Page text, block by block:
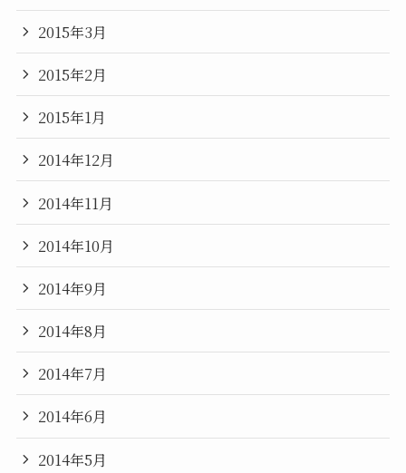
2015年3月
2015年2月
2015年1月
2014年12月
2014年11月
2014年10月
2014年9月
2014年8月
2014年7月
2014年6月
2014年5月